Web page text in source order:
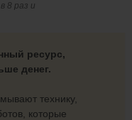
8 раз и
ресурс,
денег.
технику,
которые